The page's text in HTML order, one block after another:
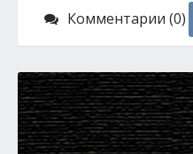
Комментарии (0)